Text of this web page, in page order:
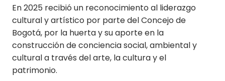
En 2025 recibió un reconocimiento al liderazgo
cultural y artístico por parte del Concejo de
Bogotá, por la huerta y su aporte en la
construcción de conciencia social, ambiental y
cultural a través del arte, la cultura y el
patrimonio.